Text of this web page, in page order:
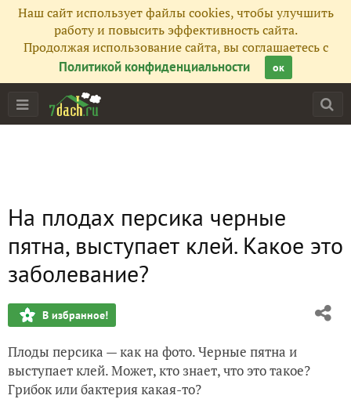
Наш сайт использует файлы cookies, чтобы улучшить
работу и повысить эффективность сайта.
Продолжая использование сайта, вы соглашаетесь с
Политикой конфиденциальности
ок
На плодах персика черные
пятна, выступает клей. Какое это
заболевание?
В избранное!
Плоды персика — как на фото. Черные пятна и
выступает клей. Может, кто знает, что это такое?
Грибок или бактерия какая-то?